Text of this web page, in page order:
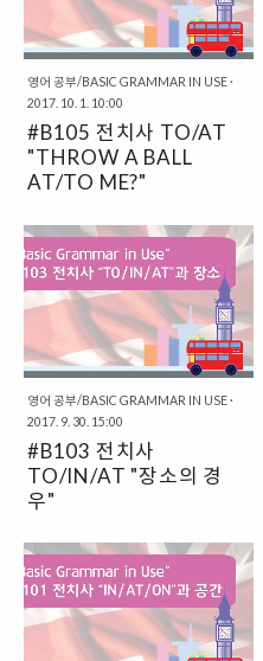
이 많아서, 이렇게 오랜 시간 시간을
할애해도 쉽지 않은 것 같습니다. 이
번에는 "ON / AT"에 대한 내용을
조금 살펴보고, "BY / WITH /
ABOUT" 등의 전치사에 대해서 살
펴보도록 할 것입니다. # ON이 쓰
이는 경우 ON은 앞에서 "어딘가에
붙어있는 경우"를 가리킨다고 살펴
계속해서 이어지는데요. 여기에서
는 특별히 휴가를 가는 경우, 집이
불타는 경우 등에도 ON을 쓴다는
내용을 언급하고 있지요. 영어에서
는 휴가를 갈 때도 내가 "휴가" 기간
에 붙..
영어 공부/BASIC GRAMMAR IN USE·
2017. 10. 1. 10:00
#B105 전치사 TO/AT
"THROW A BALL
AT/TO ME?"
A BALL AT/TO ME?" 이번에는
"BASIC GRAMMAR IN USE" 책에
서는 언급이 되어 있지 않지만, 전치
사 TO와 AT의 차이점을 보여주는
내용에 대해서 한 번 살펴보도록 하
겠습니다. 바로 "TO"는 어딘가의
목표지점을 가리킨다고 살펴보았습
니다. "TO 장소"의 형태로 사용하
면, 특정한 장소가 바로 "목적지"가
되는 것이었지요. 하지만, "AT"의
경우에는 한 점과 같은 장소를 가리
키기도 합니다. # THROW A BALL
THROW A BALL AT YOU. = 너에
게 공을 던진다. 이렇게 전치사 자체
가 가지고 있는 기본적인 뜻이 다르
기 때문에, 영어 자체에서는 그 의미
상의 차이를 보이지만, 이것을 우..
영어 공부/BASIC GRAMMAR IN USE·
2017. 9. 30. 15:00
#B103 전치사
TO/IN/AT "장소의 경
우"
경우" 이번에는 장소와 관련하여 자
주 사용되는 다른 전치사에 대해서
도 살펴보도록 하겠습니다. 바로
"TO / IN / AT"에 대해서 살펴볼 것
인데요. 앞에서 이야기한 내용이 중